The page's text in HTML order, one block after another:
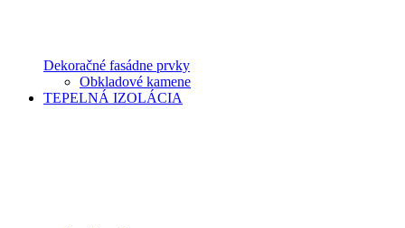
Dekoračné fasádne prvky
Obkladové kamene
TEPELNÁ IZOLÁCIA